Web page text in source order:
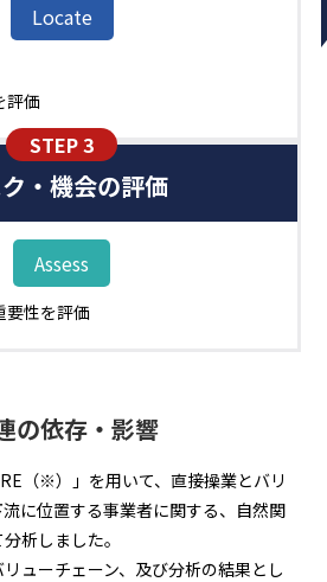
Locate
評価
STEP 3
・機会の評価
Assess
要性を評価
の依存・影響
（※）」を用いて、直接操業とバリ
に位置する事業者に関する、自然関
析しました。
ューチェーン、及び分析の結果とし